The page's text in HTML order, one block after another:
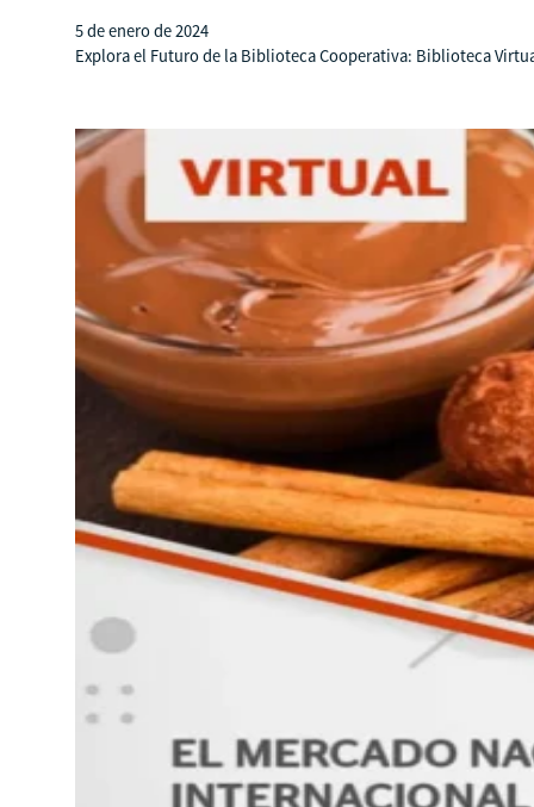
5 de enero de 2024
Explora el Futuro de la Biblioteca Cooperativa: Biblioteca